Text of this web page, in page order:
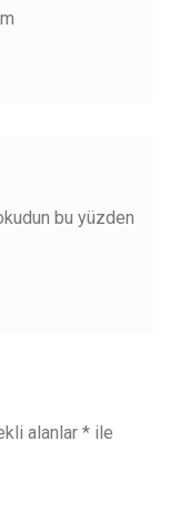
bu yüzden
alanlar * ile